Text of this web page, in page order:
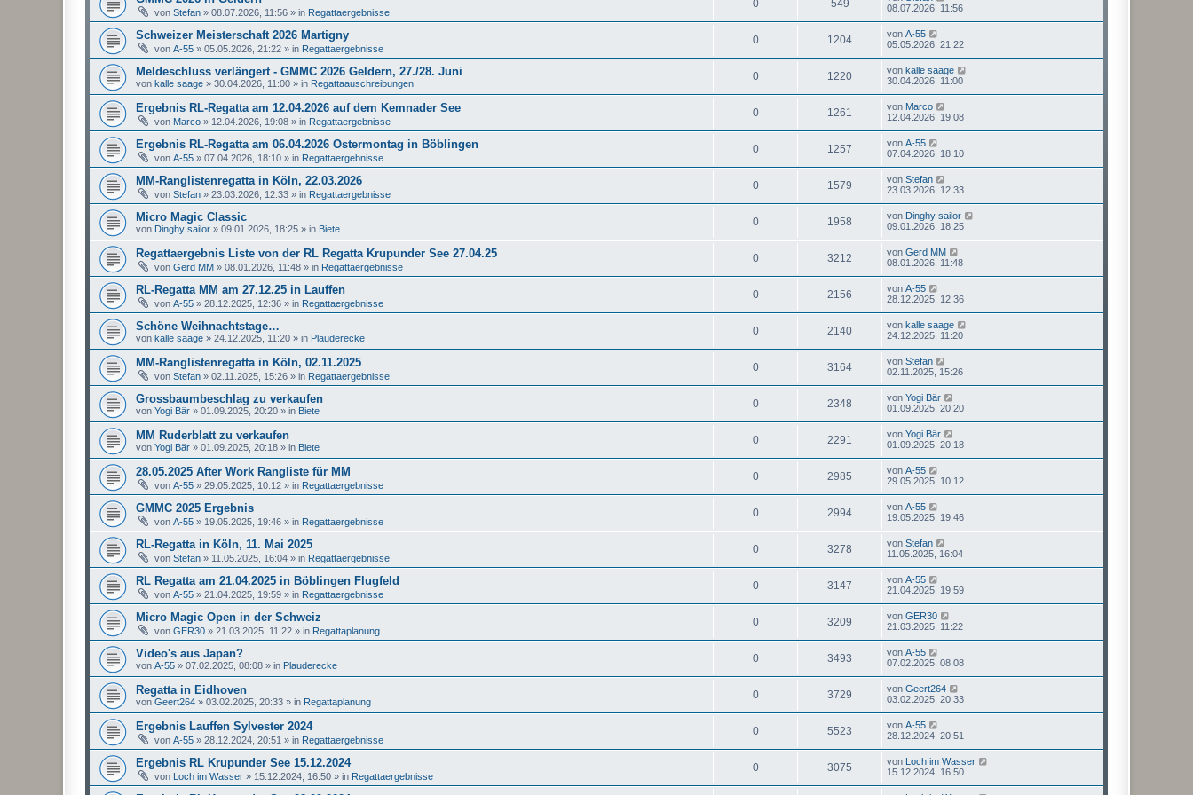
von Stefan » 08.07.2026, 11:56 » in Regattaergebnisse
0 549
08.07.2026, 11:56
Schweizer Meisterschaft 2026 Martigny
von A-55 » 05.05.2026, 21:22 » in Regattaergebnisse
0 1204 von A-55
05.05.2026, 21:22
Meldeschluss verlängert - GMMC 2026 Geldern, 27./28. Juni
von kalle saage » 30.04.2026, 11:00 » in Regattaauschreibungen
0 1220 von kalle saage
30.04.2026, 11:00
Ergebnis RL-Regatta am 12.04.2026 auf dem Kemnader See
von Marco » 12.04.2026, 19:08 » in Regattaergebnisse
0 1261 von Marco
12.04.2026, 19:08
Ergebnis RL-Regatta am 06.04.2026 Ostermontag in Böblingen
von A-55 » 07.04.2026, 18:10 » in Regattaergebnisse
0 1257 von A-55
07.04.2026, 18:10
MM-Ranglistenregatta in Köln, 22.03.2026
von Stefan » 23.03.2026, 12:33 » in Regattaergebnisse
0 1579 von Stefan
23.03.2026, 12:33
Micro Magic Classic
von Dinghy sailor » 09.01.2026, 18:25 » in Biete
0 1958 von Dinghy sailor
09.01.2026, 18:25
Regattaergebnis Liste von der RL Regatta Krupunder See 27.04.25
von Gerd MM » 08.01.2026, 11:48 » in Regattaergebnisse
0 3212 von Gerd MM
08.01.2026, 11:48
RL-Regatta MM am 27.12.25 in Lauffen
von A-55 » 28.12.2025, 12:36 » in Regattaergebnisse
0 2156 von A-55
28.12.2025, 12:36
Schöne Weihnachtstage…
von kalle saage » 24.12.2025, 11:20 » in Plauderecke
0 2140 von kalle saage
24.12.2025, 11:20
MM-Ranglistenregatta in Köln, 02.11.2025
von Stefan » 02.11.2025, 15:26 » in Regattaergebnisse
0 3164 von Stefan
02.11.2025, 15:26
Grossbaumbeschlag zu verkaufen
von Yogi Bär » 01.09.2025, 20:20 » in Biete
0 2348 von Yogi Bär
01.09.2025, 20:20
MM Ruderblatt zu verkaufen
von Yogi Bär » 01.09.2025, 20:18 » in Biete
0 2291 von Yogi Bär
01.09.2025, 20:18
28.05.2025 After Work Rangliste für MM
von A-55 » 29.05.2025, 10:12 » in Regattaergebnisse
0 2985 von A-55
29.05.2025, 10:12
GMMC 2025 Ergebnis
von A-55 » 19.05.2025, 19:46 » in Regattaergebnisse
0 2994 von A-55
19.05.2025, 19:46
RL-Regatta in Köln, 11. Mai 2025
von Stefan » 11.05.2025, 16:04 » in Regattaergebnisse
0 3278 von Stefan
11.05.2025, 16:04
RL Regatta am 21.04.2025 in Böblingen Flugfeld
von A-55 » 21.04.2025, 19:59 » in Regattaergebnisse
0 3147 von A-55
21.04.2025, 19:59
Micro Magic Open in der Schweiz
von GER30 » 21.03.2025, 11:22 » in Regattaplanung
0 3209 von GER30
21.03.2025, 11:22
Video's aus Japan?
von A-55 » 07.02.2025, 08:08 » in Plauderecke
0 3493 von A-55
07.02.2025, 08:08
Regatta in Eidhoven
von Geert264 » 03.02.2025, 20:33 » in Regattaplanung
0 3729 von Geert264
03.02.2025, 20:33
Ergebnis Lauffen Sylvester 2024
von A-55 » 28.12.2024, 20:51 » in Regattaergebnisse
0 5523 von A-55
28.12.2024, 20:51
Ergebnis RL Krupunder See 15.12.2024
von Loch im Wasser » 15.12.2024, 16:50 » in Regattaergebnisse
0 3075 von Loch im Wasser
15.12.2024, 16:50